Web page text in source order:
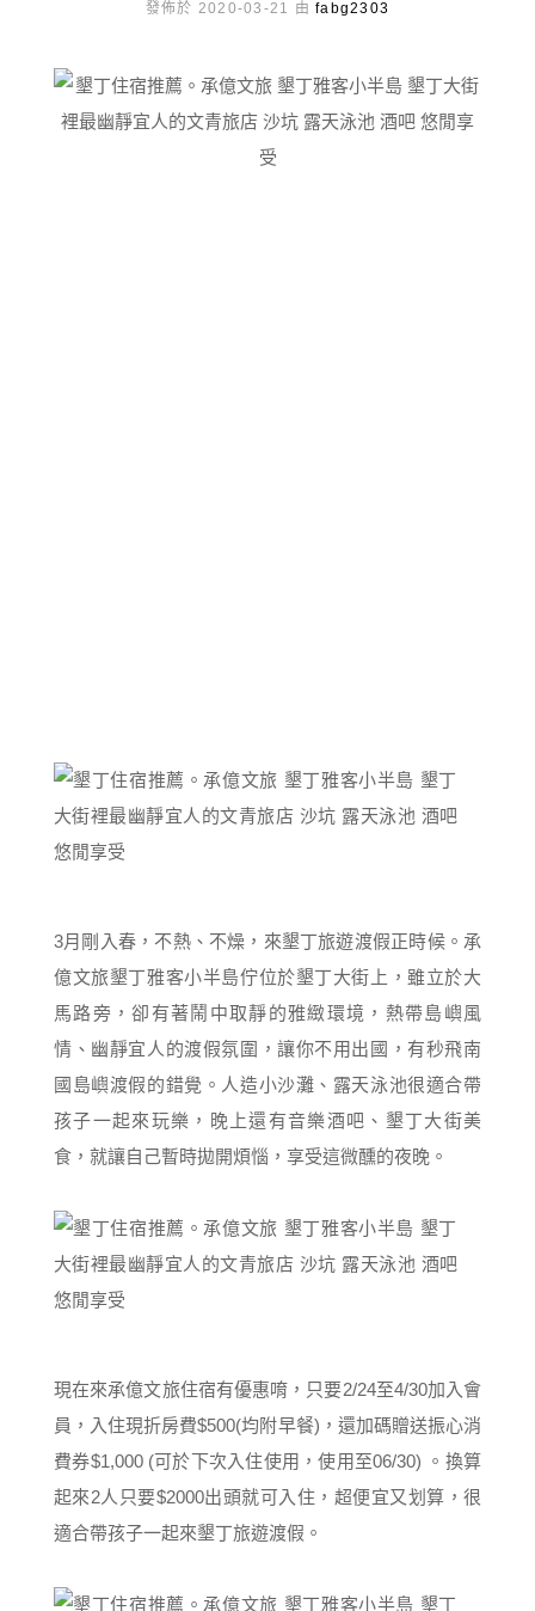
發佈於 2020-03-21 由fabg2303
3月剛入春，不熱、不燥，來墾丁旅遊渡假正時候。承
億文旅墾丁雅客小半島佇位於墾丁大街上，雖立於大
馬路旁，卻有著鬧中取靜的雅緻環境，熱帶島嶼風
情、幽靜宜人的渡假氛圍，讓你不用出國，有秒飛南
國島嶼渡假的錯覺。人造小沙灘、露天泳池很適合帶
孩子一起來玩樂，晚上還有音樂酒吧、墾丁大街美
食，就讓自己暫時拋開煩惱，享受這微醺的夜晚。
現在來承億文旅住宿有優惠唷，只要2/24至4/30加入會
員，入住現折房費$500(均附早餐)，還加碼贈送振心消
費券$1,000 (可於下次入住使用，使用至06/30) 。換算
起來2人只要$2000出頭就可入住，超便宜又划算，很
適合帶孩子一起來墾丁旅遊渡假。